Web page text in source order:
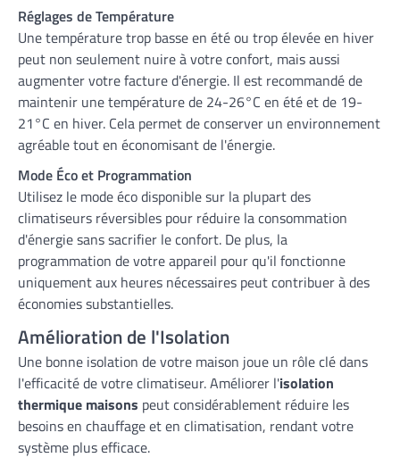
Réglages de Température
Une température trop basse en été ou trop élevée en hiver
peut non seulement nuire à votre confort, mais aussi
augmenter votre facture d'énergie. Il est recommandé de
maintenir une température de 24-26°C en été et de 19-
21°C en hiver. Cela permet de conserver un environnement
agréable tout en économisant de l'énergie.
Mode Éco et Programmation
Utilisez le mode éco disponible sur la plupart des
climatiseurs réversibles pour réduire la consommation
d'énergie sans sacrifier le confort. De plus, la
programmation de votre appareil pour qu'il fonctionne
uniquement aux heures nécessaires peut contribuer à des
économies substantielles.
Amélioration de l'Isolation
Une bonne isolation de votre maison joue un rôle clé dans
l'efficacité de votre climatiseur. Améliorer l'isolation
thermique maisons peut considérablement réduire les
besoins en chauffage et en climatisation, rendant votre
système plus efficace.